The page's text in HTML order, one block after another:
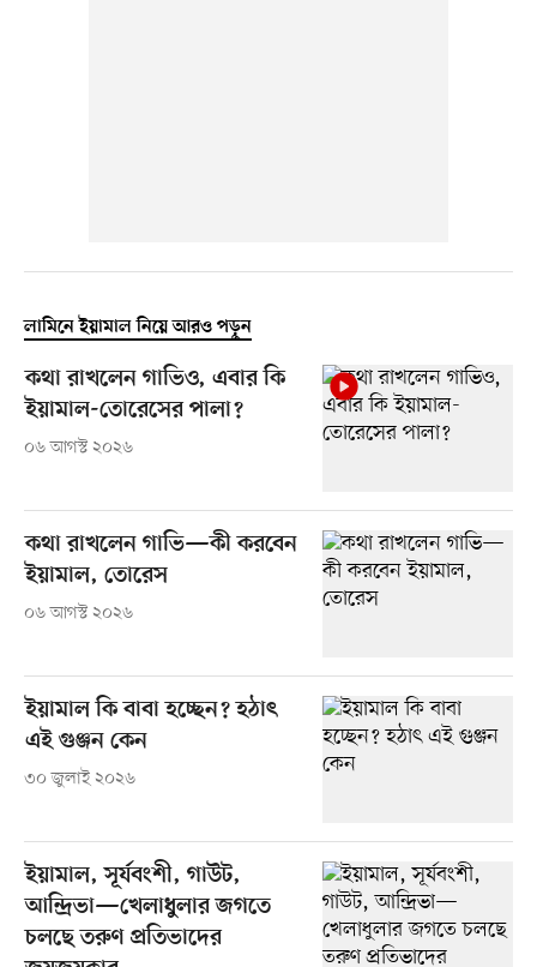
লামিনে ইয়ামাল নিয়ে আরও পড়ুন
কথা রাখলেন গাভিও, এবার কি
ইয়ামাল-তোরেসের পালা?
০৬ আগস্ট ২০২৬
কথা রাখলেন গাভি—কী করবেন
ইয়ামাল, তোরেস
০৬ আগস্ট ২০২৬
ইয়ামাল কি বাবা হচ্ছেন? হঠাৎ
এই গুঞ্জন কেন
৩০ জুলাই ২০২৬
ইয়ামাল, সূর্যবংশী, গাউট,
আন্দ্রিভা—খেলাধুলার জগতে
চলছে তরুণ প্রতিভাদের